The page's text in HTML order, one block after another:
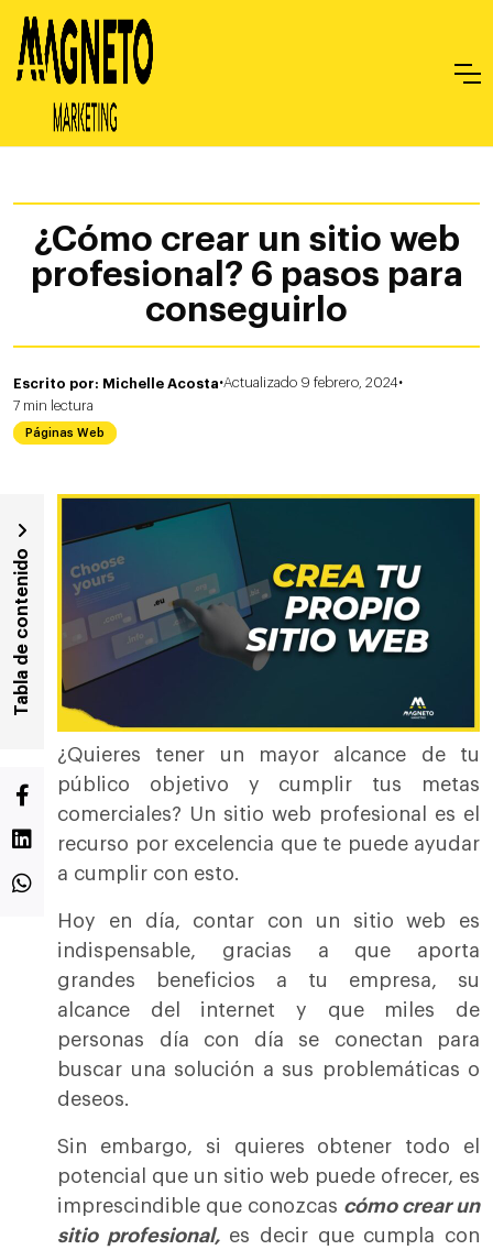
¿Cómo crear un sitio web
profesional? 6 pasos para
conseguirlo
Escrito por: Michelle Acosta·Actualizado 9 febrero, 2024·
7 min lectura
Páginas Web
Tabla de contenido
¿Quieres tener un mayor alcance de tu
público objetivo y cumplir tus metas
comerciales? Un sitio web profesional es el
recurso por excelencia que te puede ayudar
a cumplir con esto.
Hoy en día, contar con un sitio web es
indispensable, gracias a que aporta
grandes beneficios a tu empresa, su
alcance del internet y que miles de
personas día con día se conectan para
buscar una solución a sus problemáticas o
deseos.
Sin embargo, si quieres obtener todo el
potencial que un sitio web puede ofrecer, es
imprescindible que conozcas cómo crear un
sitio profesional,es decir que cumpla con